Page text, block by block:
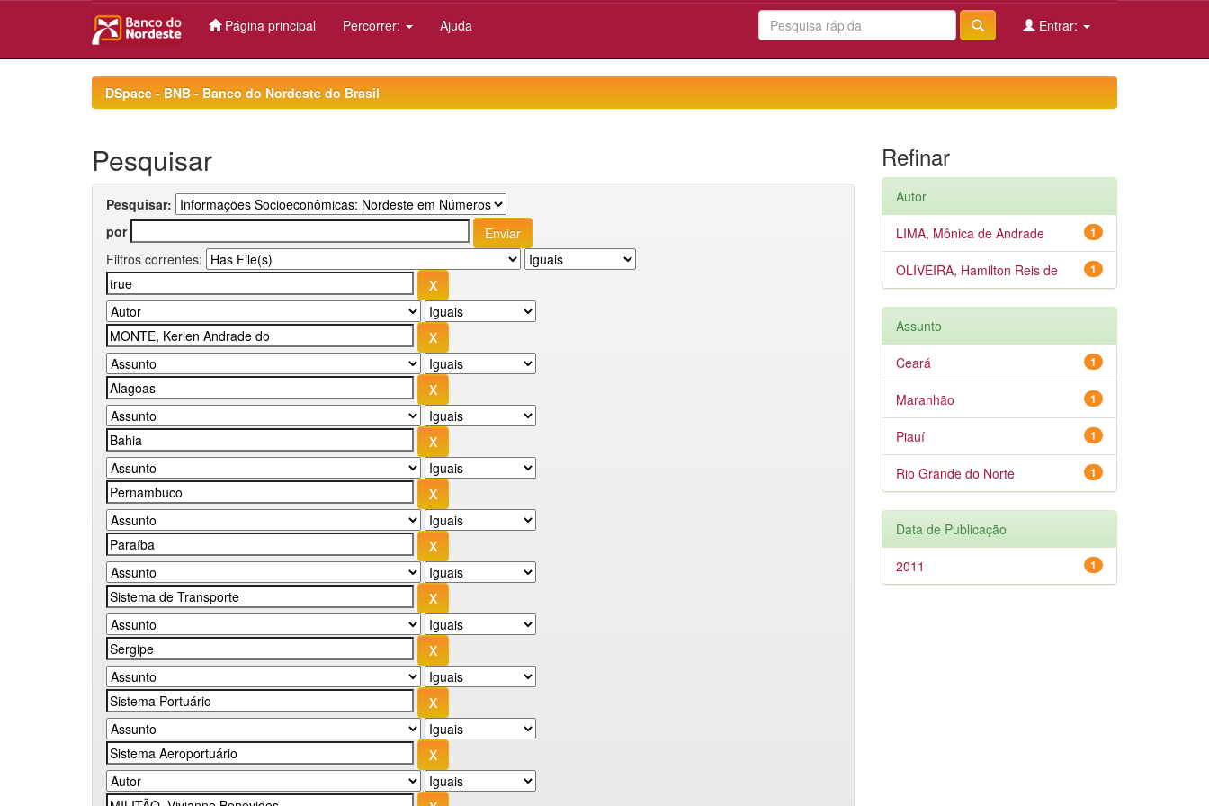
Página principal Percorrer: Ajuda Entrar:
DSpace - BNB - Banco do Nordeste do Brasil
Pesquisar
Pesquisar:
por
Filtros correntes:
Refinar
Autor
1
LIMA, Mônica de Andrade
1
OLIVEIRA, Hamilton Reis de
Assunto
1
Ceará
1
Maranhão
1
Piauí
1
Rio Grande do Norte
Data de Publicação
1
2011